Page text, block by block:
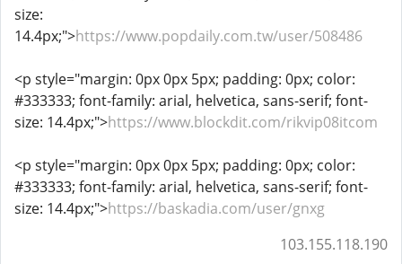
size:
14.4px;">https://www.popdaily.com.tw/user/508486
<p style="margin: 0px 0px 5px; padding: 0px; color:
#333333; font-family: arial, helvetica, sans-serif; font-
size: 14.4px;">https://www.blockdit.com/rikvip08itcom
<p style="margin: 0px 0px 5px; padding: 0px; color:
#333333; font-family: arial, helvetica, sans-serif; font-
size: 14.4px;">https://baskadia.com/user/gnxg
103.155.118.190